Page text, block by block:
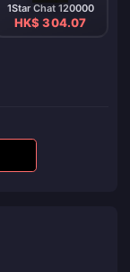
1Star Chat 120000
HK$ 304.07